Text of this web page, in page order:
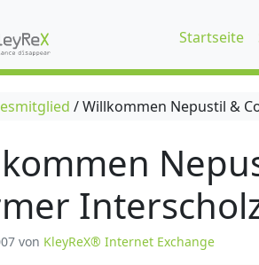
Startseite
/Willkommen Nepustil &
von KleyReX® Internet Exchange